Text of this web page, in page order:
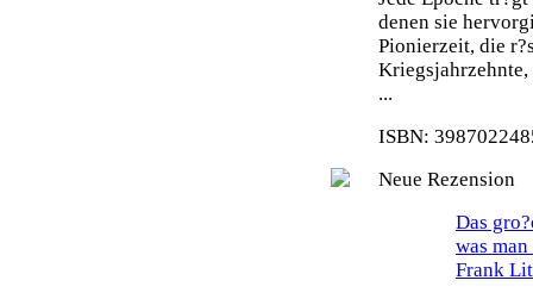
denen sie
Pionierzeit, die
...
ISBN:
Neue Rezension
Das
was
Frank